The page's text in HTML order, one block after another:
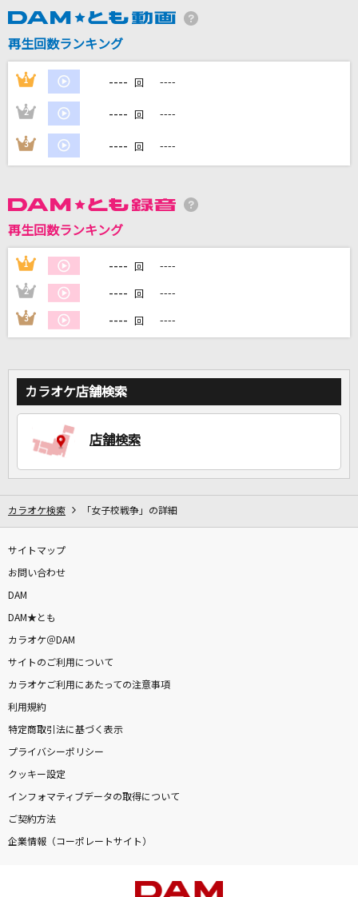
[オリカラ]世界が終るまでは… 1994/6/22渋谷
公会堂
カラオケ最新情報をチェック！
再生回数ランキング
1 ---- 回 ----
2 ---- 回 ----
3 ---- 回 ----
再生回数ランキング
1 ---- 回 ----
2 ---- 回 ----
3 ---- 回 ----
カラオケ店舗検索
店舗検索
カラオケ検索 「女子校戦争」の詳細
サイトマップ
お問い合わせ
DAM
DAM★とも
カラオケ＠DAM
サイトのご利用について
カラオケご利用にあたっての注意事項
利用規約
特定商取引法に基づく表示
プライバシーポリシー
クッキー設定
インフォマティブデータの取得について
ご契約方法
企業情報（コーポレートサイト）